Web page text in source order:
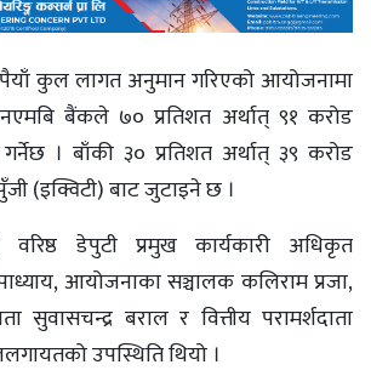
कुल लागत अनुमान गरिएको आयोजनामा
बैंकले ७० प्रतिशत अर्थात् ९१ करोड
। बाँकी ३० प्रतिशत अर्थात् ३९ करोड
(इक्विटी) बाट जुटाइने छ ।
वरिष्ठ डेपुटी प्रमुख कार्यकारी अधिकृत
आयोजनाका सञ्चालक कलिराम प्रजा,
सुवासचन्द्र बराल र वित्तीय परामर्शदाता
उपस्थिति थियो ।